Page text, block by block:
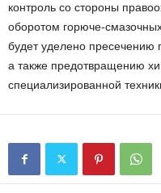
контроль со стороны
оборотом горюче-
будет уделено пресечению
а также предотвращению
специализированной